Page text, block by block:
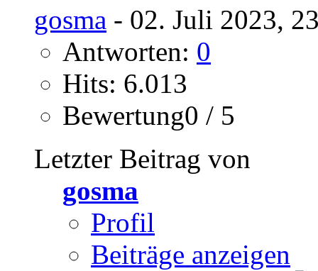
gosma - 02. Juli 2023,
Antworten: 0
Hits: 6.013
Bewertung0 / 5
Letzter Beitrag von
gosma
Profil
Beiträge anzeigen